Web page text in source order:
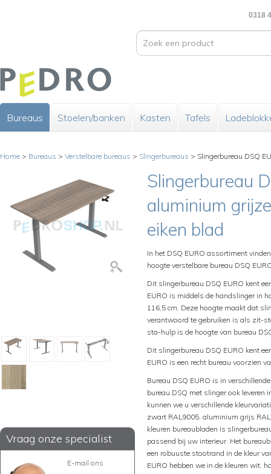
0318
Bureaus Stoelen/banken Kasten Tafels
Home > Bureaus > Verstelbare bureaus > Slingerbureaus > Slingerbureau DSQ
Vraag onze specialist
E-mail ons
Slingerbureau
aluminium
eiken blad
In het DSQ EURO assortiment
hoogte verstelbare bureau DSQ
Dit slingerbureau DSQ EURO kent
EURO is middels de handslinger in
116,5 cm. Deze hoogte maakt dat
verantwoord te gebruiken is als zit-
sta-hulp is de hoogte van bureau
Dit slingerbureau DSQ EURO kent
EURO is een recht bureau voorzien
Bureau DSQ EURO is in
bureau DSQ met slinger ook leveren
kunnen we u verschillende
zwart RAL9005, aluminium grijs
kleuren bureaubladen is
passend bij uw interieur. Het
een robuuste stootrand in de kleur
EURO hebben we in de kleuren wit,